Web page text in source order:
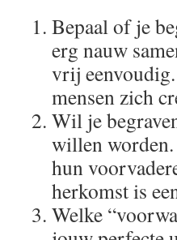
Bepaal of je
erg nauw
vrij
mensen zich
Wil je
willen worden.
hun
herkomst is
Welke